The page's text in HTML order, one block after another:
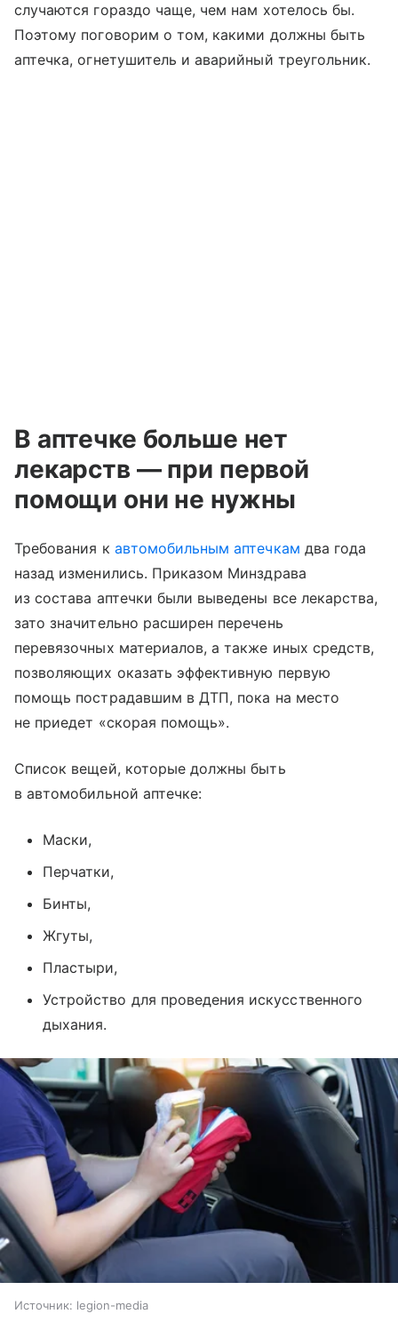
случаются гораздо чаще, чем нам хотелось бы.
Поэтому поговорим о том, какими должны быть
аптечка, огнетушитель и аварийный треугольник.
В аптечке больше нет
лекарств — при первой
помощи они не нужны
Требования к автомобильным аптечкам два года
назад изменились. Приказом Минздрава
из состава аптечки были выведены все лекарства,
зато значительно расширен перечень
перевязочных материалов, а также иных средств,
позволяющих оказать эффективную первую
помощь пострадавшим в ДТП, пока на место
не приедет «скорая помощь».
Список вещей, которые должны быть
в автомобильной аптечке:
Маски,
Перчатки,
Бинты,
Жгуты,
Пластыри,
Устройство для проведения искусственного
дыхания.
Источник: legion-media